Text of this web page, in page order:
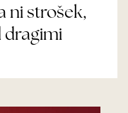
ni strošek,
dragimi